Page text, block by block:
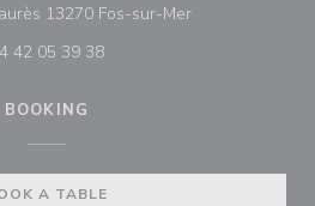
13270 Fos-sur-Mer((opens in a
42 05 39 38
BOOKING
A TABLE